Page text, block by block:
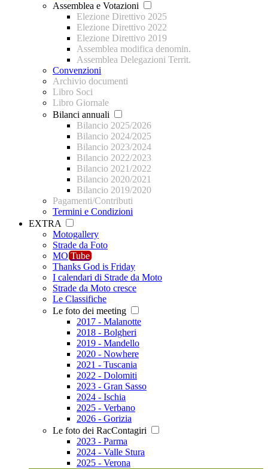
Assemblea e Votazioni
Elezione Direttivo 2025
Elezione Direttivo 2022
Elezione Direttivo 2019
Assemblea modifica denomin.
Assemblea Delegazioni Territ.
Convenzioni
Archivio documenti
Libro Soci
Libro Giornale
Bilanci annuali
Bilancio 2025/2026
Bilancio 2024/2025
Bilancio 2023/2024
Bilancio 2022/2023
Bilancio 2021/2022
Bilancio 2020/2021
Bilancio 2019/2020
Pagamenti/Contributi
Termini e Condizioni
EXTRA
Motogallery
Strade da Foto
MO Tube
Thanks God is Friday
I calendari di Strade da Moto
Strade da Moto cresce
Le Classifiche
Le foto dei meeting
2017 - Malanotte
2018 - Bolgheri
2019 - Mandello
2020 - Nowhere
2021 - Tuscania
2022 - Dolomiti
2023 - Gran Sasso
2024 - Ischia
2025 - Verbano
2026 - Gorizia
Le foto dei RacContagiri
2023 - Parma
2024 - Valle Stura
2025 - Verona